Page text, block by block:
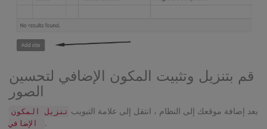
قم بتنزيل وتثبيت المكون الإضافي لتحسين
الصور
بعد إضافة موقعك إلى النظام ، انتقل إلى علامة التبويب تنزيل المكون
.